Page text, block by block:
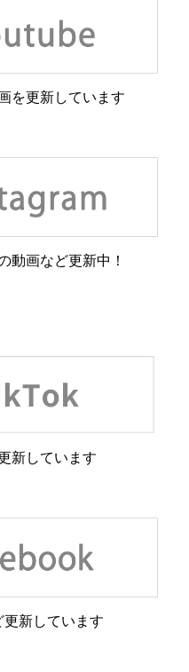
を更新しています
動画など更新中！
新しています
新しています